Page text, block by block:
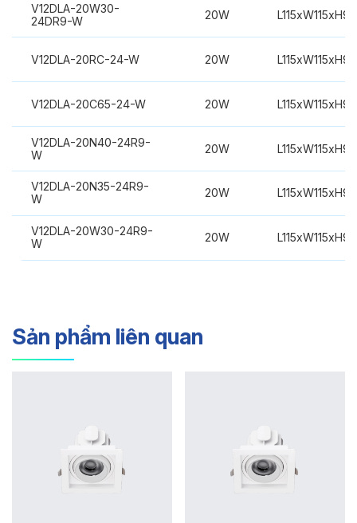
V12DLA-20W30-
24DR9-W
20W
V12DLA-20RC-24-W 20W
V12DLA-20C65-24-W 20W
V12DLA-20N40-24R9-
W
20W
V12DLA-20N35-24R9-
W
20W
V12DLA-20W30-24R9-
W
20W
Sản phẩm liên quan